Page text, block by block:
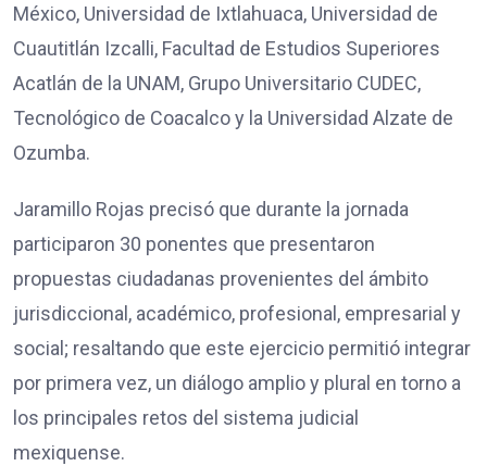
México, Universidad de Ixtlahuaca, Universidad de
Cuautitlán Izcalli, Facultad de Estudios Superiores
Acatlán de la UNAM, Grupo Universitario CUDEC,
Tecnológico de Coacalco y la Universidad Alzate de
Ozumba.
Jaramillo Rojas precisó que durante la jornada
participaron 30 ponentes que presentaron
propuestas ciudadanas provenientes del ámbito
jurisdiccional, académico, profesional, empresarial y
social; resaltando que este ejercicio permitió integrar
por primera vez, un diálogo amplio y plural en torno a
los principales retos del sistema judicial
mexiquense.